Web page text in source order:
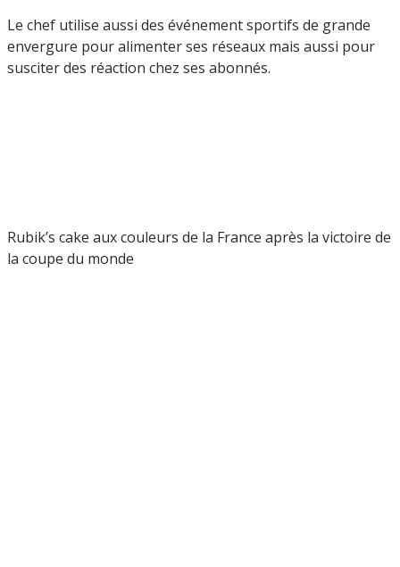
Le chef utilise aussi des événement sportifs de grande
envergure pour alimenter ses réseaux mais aussi pour
susciter des réaction chez ses abonnés.
Rubik’s cake aux couleurs de la France après la victoire de
la coupe du monde